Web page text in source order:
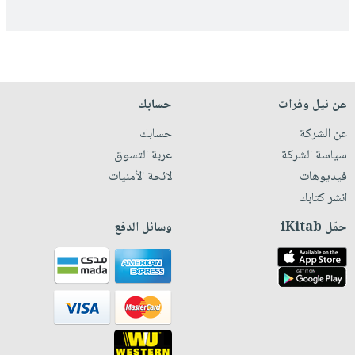
عن نيل وفرات
عن الشركة
سياسة الشركة
فيديوهات
انشر كتابك
حسابك
حسابك
عربة التسوق
لائحة الأمنيات
حمّل iKitab وسائل الدفع